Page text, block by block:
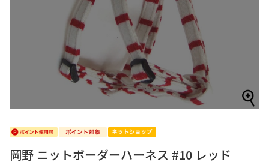
岡野 ニットボーダーハーネス #10 レッド